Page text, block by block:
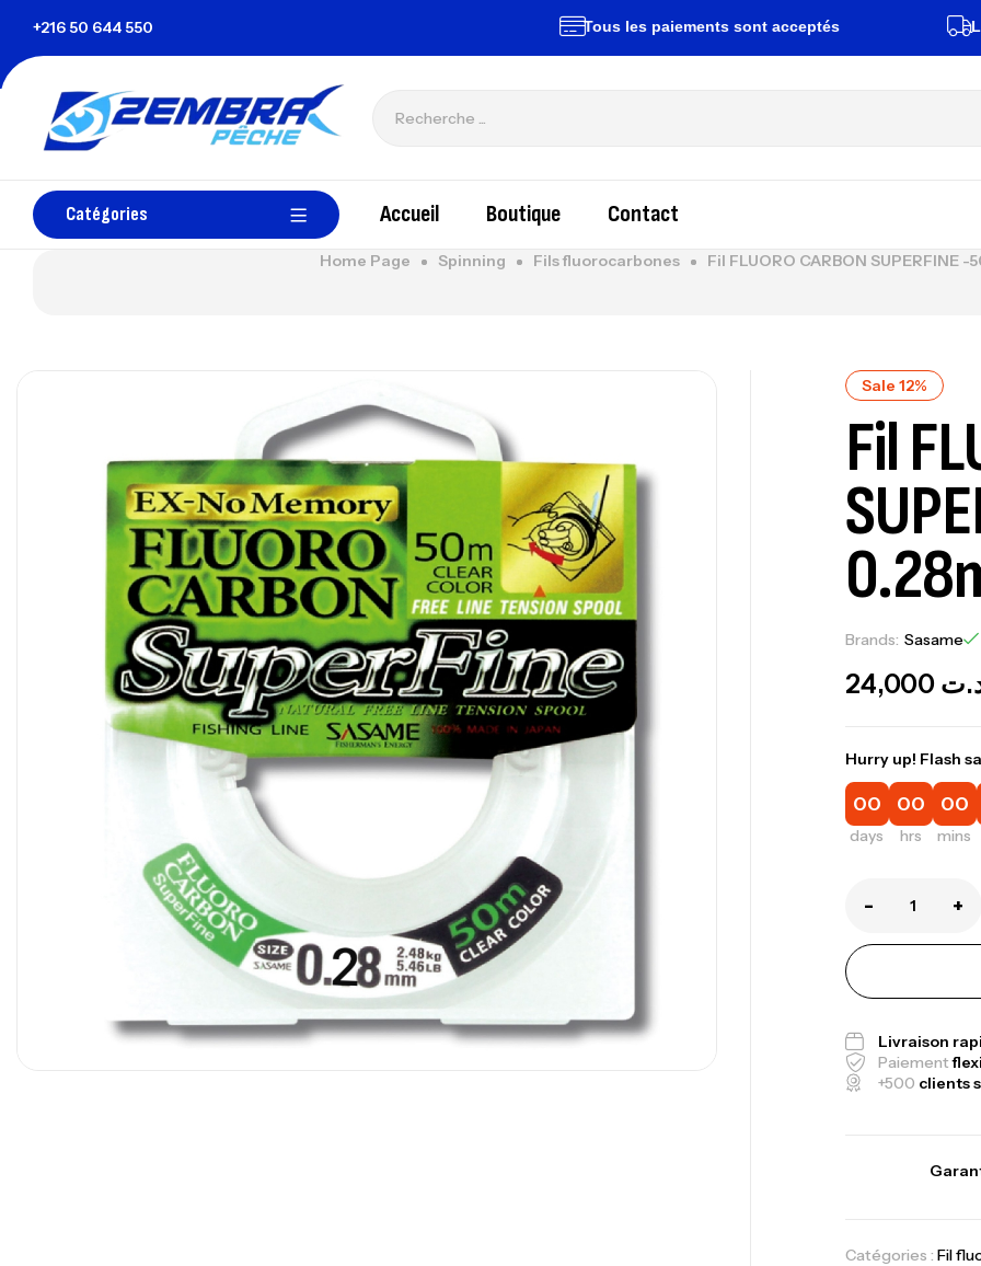
+216 50 644 550 Tous les paiements sont acceptés
Catégories Accueil Boutique Contact
Home Page Spinning Fils fluorocarbones Fil FLUORO CARBON SUPERFINE
Sale 12%
Fil
Brands: Sasame
24,000
Hurry up! Flash
00
days
00
hrs
00
mins
- +
Livraison
Paiement
+500 clients
Catégories : Fil